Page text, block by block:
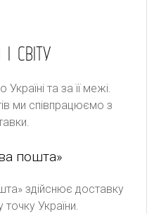
СВІТУ
та за її межі.
ми співпрацюємо з
пошта»
здійснює доставку
точку України.